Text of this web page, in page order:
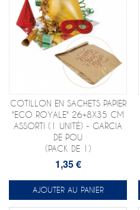
COTILLON EN SACHETS PAPIER
"ECO ROYALE" 26+8X35 CM
ASSORTI (1 UNITÉ) - GARCIA
DE POU
(PACK DE 1)
1,35 €
AJOUTER AU PANIER